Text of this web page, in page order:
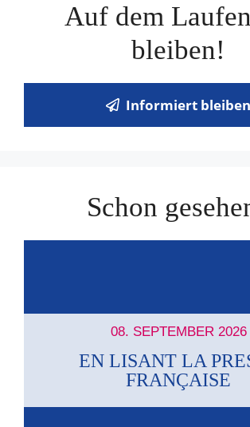
Auf dem
bleiben!
Informiert bleiben
Schon
08. SEPTEMBER 2026
EN LISANT LA
FRANÇAISE